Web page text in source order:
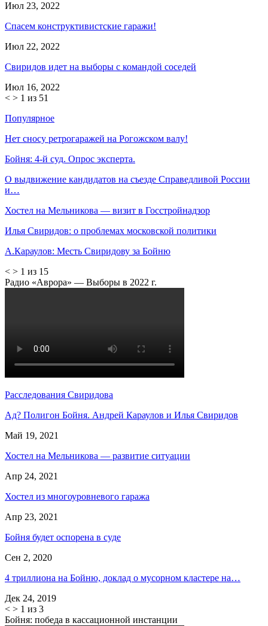
Июл 23, 2022
Спасем конструктивистские гаражи!
Июл 22, 2022
Свиридов идет на выборы с командой соседей
Июл 16, 2022
< > 1 из 51
Популярное
Нет сносу ретрогаражей на Рогожском валу!
Бойня: 4-й суд. Опрос эксперта.
О выдвижение кандидатов на съезде Справедливой России
и…
Хостел на Мельникова — визит в Госстройнадзор
Илья Свиридов: о проблемах московской политики
А.Караулов: Месть Свиридову за Бойню
< > 1 из 15
Радио «Аврора» — Выборы в 2022 г.
Расследования Свиридова
Ад? Полигон Бойня. Андрей Караулов и Илья Свиридов
Май 19, 2021
Хостел на Мельникова — развитие ситуации
Апр 24, 2021
Хостел из многоуровневого гаража
Апр 23, 2021
Бойня будет оспорена в суде
Сен 2, 2020
4 триллиона на Бойню, доклад о мусорном кластере на…
Дек 24, 2019
< > 1 из 3
Бойня: победа в кассационной инстанции